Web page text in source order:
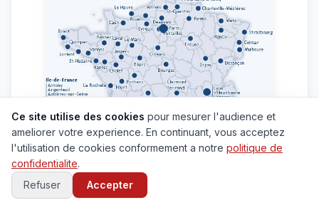
Ce site utilise des cookies pour mesurer l'audience et
ameliorer votre experience. En continuant, vous acceptez
l'utilisation de cookies conformement a notre politique de
confidentialite.
Refuser
Accepter